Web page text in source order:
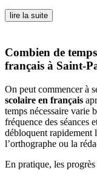
lire la suite
Combien de
français à Saint-
On peut commencer à
scolaire en français
temps nécessaire varie
fréquence des séances
débloquent rapidement
l’orthographe ou la
En pratique, les